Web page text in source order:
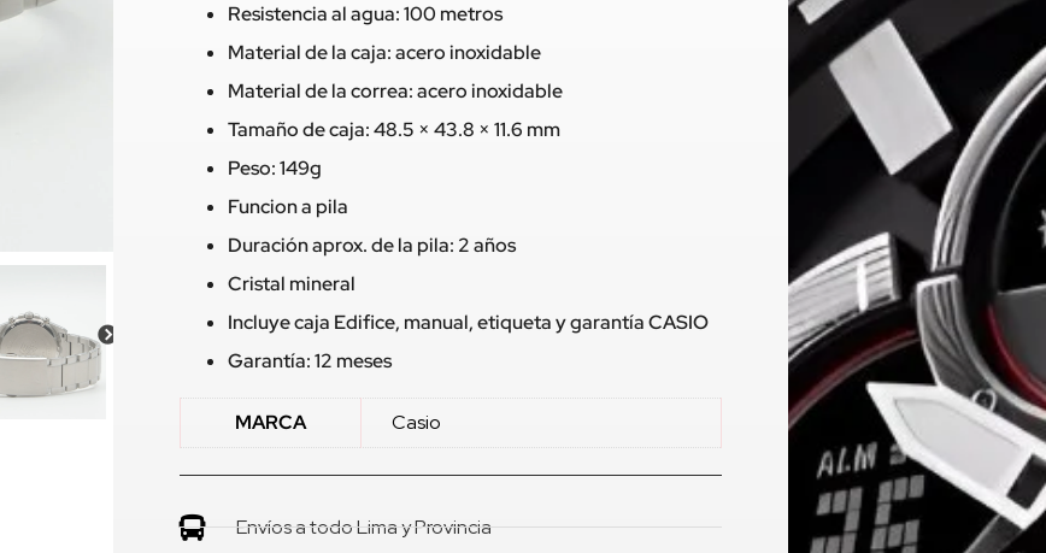
Resistencia al agua: 100 metros
Material de la caja: acero inoxidable
Material de la correa: acero inoxidable
Tamaño de caja: 48.5 × 43.8 × 11.6 mm
Peso: 149g
Funcion a pila
Duración aprox. de la pila: 2 años
Cristal mineral
Incluye caja Edifice, manual, etiqueta y garantía CASIO
Garantía: 12 meses
MARCA Casio
Envíos a todo Lima y Provincia